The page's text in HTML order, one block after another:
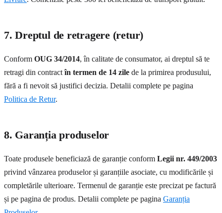
7. Dreptul de retragere (retur)
Conform OUG 34/2014, în calitate de consumator, ai dreptul să te
retragi din contractîn termen de 14 zile de la primirea produsului,
fără a fi nevoit să justifici decizia. Detalii complete pe pagina
Politica de Retur.
8. Garanția produselor
Toate produsele beneficiază de garanție conform Legii nr. 449/2003
privind vânzarea produselor și garanțiile asociate, cu modificările și
completările ulterioare. Termenul de garanție este precizat pe factură
și pe pagina de produs. Detalii complete pe pagina Garanția